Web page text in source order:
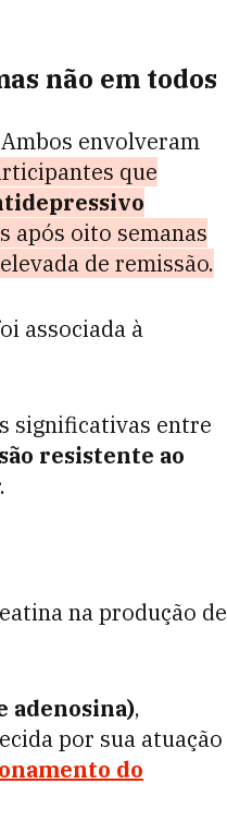
não em todos
envolveram
que
após oito semanas
de remissão.
associada à
significativas entre
resistente ao
na produção de
adenosina),
por sua atuação
do